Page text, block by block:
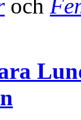
och